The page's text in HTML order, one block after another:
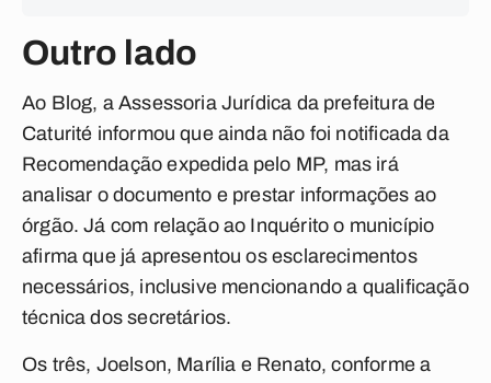
Outro lado
Ao Blog, a Assessoria Jurídica da prefeitura de
Caturité informou que ainda não foi notificada da
Recomendação expedida pelo MP, mas irá
analisar o documento e prestar informações ao
órgão. Já com relação ao Inquérito o município
afirma que já apresentou os esclarecimentos
necessários, inclusive mencionando a qualificação
técnica dos secretários.
Os três, Joelson, Marília e Renato, conforme a